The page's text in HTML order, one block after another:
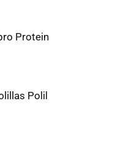
Protein
Polil